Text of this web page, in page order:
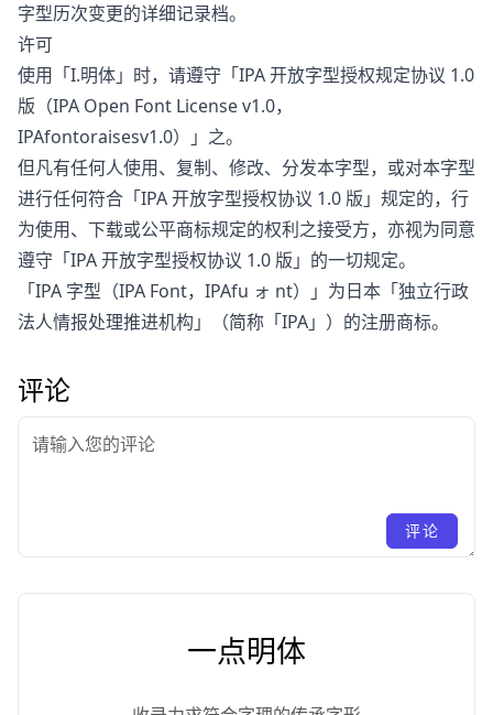
字型历次变更的详细记录档。
许可
使用「I.明体」时，请遵守「IPA 开放字型授权规定协议 1.0
版（IPA Open Font License v1.0，
IPAfontoraisesv1.0）」之。
但凡有任何人使用、复制、修改、分发本字型，或对本字型
进行任何符合「IPA 开放字型授权协议 1.0 版」规定的，行
为使用、下载或公平商标规定的权利之接受方，亦视为同意
遵守「IPA 开放字型授权协议 1.0 版」的一切规定。
「IPA 字型（IPA Font，IPAfu ォ nt）」为日本「独立行政
法人情报处理推进机构」（简称「IPA」）的注册商标。
评论
评论
一点明体